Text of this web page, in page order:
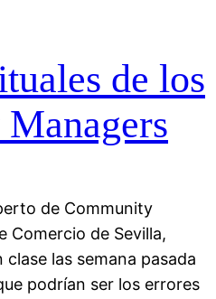
de los
de Community
Comercio de Sevilla,
las semana pasada
podrían ser los errores